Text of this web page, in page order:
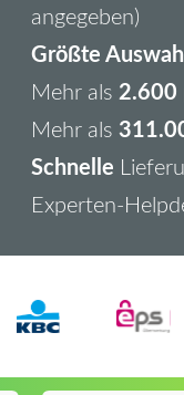
angegeben)
Größte
Mehr als 2.600
Mehr als
Schnelle
Experten-